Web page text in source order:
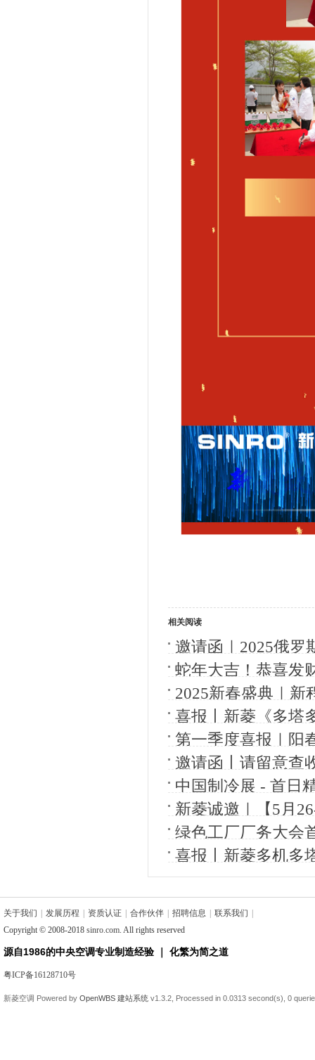
相关阅读
邀请函｜2025俄罗
蛇年大吉！恭喜发
2025新春盛典｜新
喜报丨新菱《多塔
产业化》通过科技
第一季度喜报｜阳
邀请函丨请留意查
中国制冷展 - 首日
新菱诚邀｜【5月
会绿色工厂厂务大会
喜报丨新菱多机多
冷学会节能降碳与
关于我们 发展历程 资质认证 合作伙伴 招聘信息 联系我们
Copyright © 2008-2018 sinro.com. All rights reserved
源自1986的中央空调专业制造经验 ｜ 化繁为简之道
粤ICP备16128710号
新菱空调 Powered by OpenWBS 建站系统 v1.3.2, Processed in 0.0313 second(s), 0